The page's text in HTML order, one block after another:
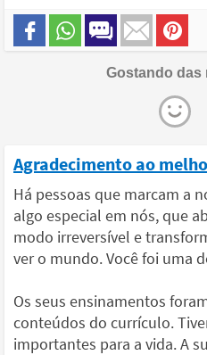
Gostando das
Agradecimento ao
Há pessoas que marcam a
algo especial em nós, que
modo irreversível e
ver o mundo. Você foi uma
Os seus ensinamentos
conteúdos do currículo.
importantes para a vida. A